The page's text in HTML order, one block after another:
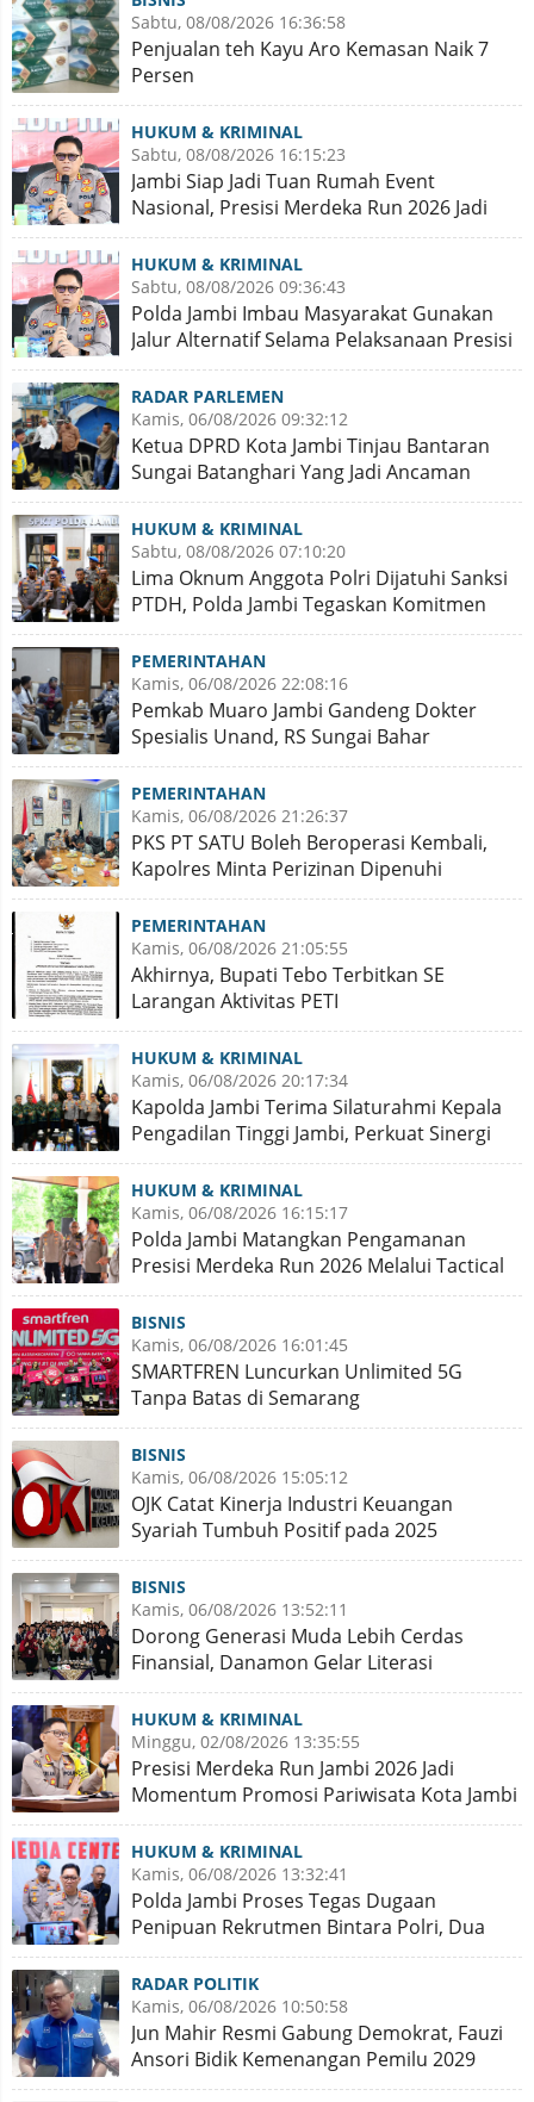
Sabtu, 08/08/2026 16:36:58
Penjualan teh Kayu Aro Kemasan Naik 7
Persen
HUKUM & KRIMINAL
Sabtu, 08/08/2026 16:15:23
Jambi Siap Jadi Tuan Rumah Event
Nasional, Presisi Merdeka Run 2026 Jadi
Momentum Pembuktian
HUKUM & KRIMINAL
Sabtu, 08/08/2026 09:36:43
Polda Jambi Imbau Masyarakat Gunakan
Jalur Alternatif Selama Pelaksanaan Presisi
Merdeka Run 2026
RADAR PARLEMEN
Kamis, 06/08/2026 09:32:12
Ketua DPRD Kota Jambi Tinjau Bantaran
Sungai Batanghari Yang Jadi Ancaman
Abrasi
HUKUM & KRIMINAL
Sabtu, 08/08/2026 07:10:20
Lima Oknum Anggota Polri Dijatuhi Sanksi
PTDH, Polda Jambi Tegaskan Komitmen
Penegakan Kode Etik
PEMERINTAHAN
Kamis, 06/08/2026 22:08:16
Pemkab Muaro Jambi Gandeng Dokter
Spesialis Unand, RS Sungai Bahar
Disiapkan Naik Kelas
PEMERINTAHAN
Kamis, 06/08/2026 21:26:37
PKS PT SATU Boleh Beroperasi Kembali,
Kapolres Minta Perizinan Dipenuhi
PEMERINTAHAN
Kamis, 06/08/2026 21:05:55
Akhirnya, Bupati Tebo Terbitkan SE
Larangan Aktivitas PETI
HUKUM & KRIMINAL
Kamis, 06/08/2026 20:17:34
Kapolda Jambi Terima Silaturahmi Kepala
Pengadilan Tinggi Jambi, Perkuat Sinergi
Antar Lembaga
HUKUM & KRIMINAL
Kamis, 06/08/2026 16:15:17
Polda Jambi Matangkan Pengamanan
Presisi Merdeka Run 2026 Melalui Tactical
Floor Game
BISNIS
Kamis, 06/08/2026 16:01:45
SMARTFREN Luncurkan Unlimited 5G
Tanpa Batas di Semarang
BISNIS
Kamis, 06/08/2026 15:05:12
OJK Catat Kinerja Industri Keuangan
Syariah Tumbuh Positif pada 2025
BISNIS
Kamis, 06/08/2026 13:52:11
Dorong Generasi Muda Lebih Cerdas
Finansial, Danamon Gelar Literasi
Keuangan dan Revitalisasi
HUKUM & KRIMINAL
Minggu, 02/08/2026 13:35:55
Presisi Merdeka Run Jambi 2026 Jadi
Momentum Promosi Pariwisata Kota Jambi
HUKUM & KRIMINAL
Kamis, 06/08/2026 13:32:41
Polda Jambi Proses Tegas Dugaan
Penipuan Rekrutmen Bintara Polri, Dua
Personel Diamankan
RADAR POLITIK
Kamis, 06/08/2026 10:50:58
Jun Mahir Resmi Gabung Demokrat, Fauzi
Ansori Bidik Kemenangan Pemilu 2029